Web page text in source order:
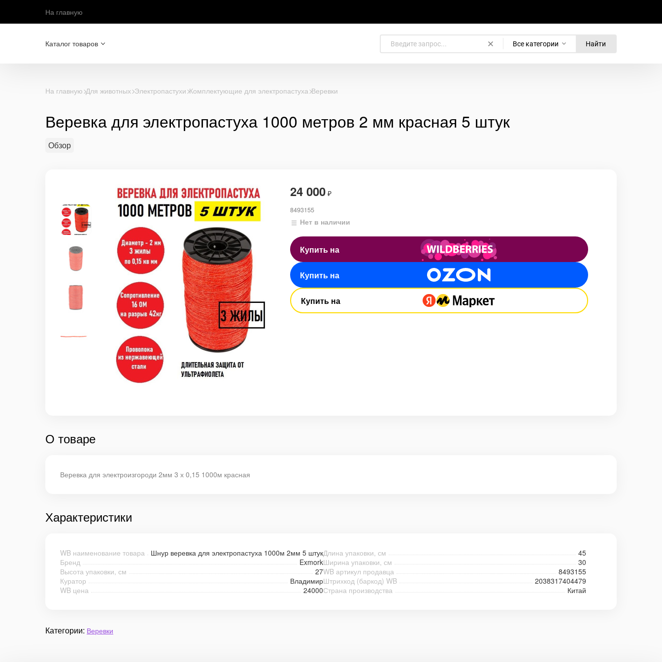
На главную
Каталог товаров Все категории Найти
На главную Для животных Электропастухи Комплектующие для электропастуха Веревки
Веревка для электропастуха 1000 метров 2 мм красная 5 штук
Обзор
24 000 ₽
8493155
Нет в наличии
Купить на
Купить на
Купить на
О товаре
Веревка для электроизгороди 2мм 3 х 0,15 1000м красная
Характеристики
WB наименование товара Шнур веревка для электропастуха 1000м 2мм 5 штукДлина упаковки, см
45
Бренд
ExmorkШирина упаковки, см
30
Высота упаковки, см
27WB артикул продавца
8493155
Куратор
ВладимирШтрихкод (баркод) WB
2038317404479
WB цена
24000Страна производства Китай
Категории: Веревки